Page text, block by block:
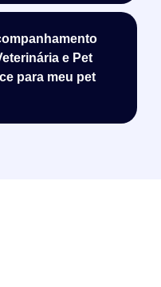
e Pet
para meu pet